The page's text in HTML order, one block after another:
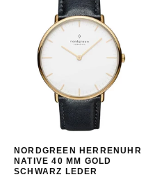
NORDGREEN HERRENUHR
NATIVE 40 MM GOLD
SCHWARZ LEDER